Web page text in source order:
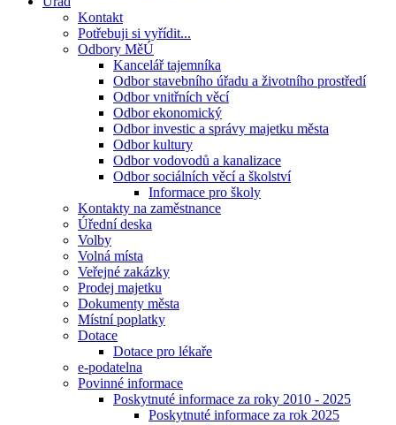
Kontakt
Potřebuji si vyřídit...
Odbory MěÚ
Kancelář tajemníka
Odbor stavebního úřadu a životního prostředí
Odbor vnitřních věcí
Odbor ekonomický
Odbor investic a správy majetku města
Odbor kultury
Odbor vodovodů a kanalizace
Odbor sociálních věcí a školství
Informace pro školy
Kontakty na zaměstnance
Úřední deska
Volby
Volná místa
Veřejné zakázky
Prodej majetku
Dokumenty města
Místní poplatky
Dotace
Dotace pro lékaře
e-podatelna
Povinné informace
Poskytnuté informace za roky 2010 - 2025
Poskytnuté informace za rok 2025